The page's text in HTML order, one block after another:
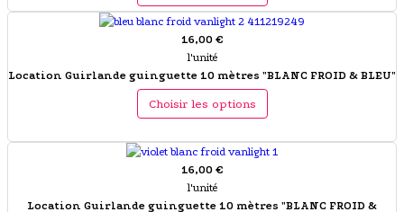
16,00 €
l'unité
Location Guirlande guinguette 10 mètres "BLANC FROID & BLEU"
Choisir les options
16,00 €
l'unité
Location Guirlande guinguette 10 mètres "BLANC FROID &